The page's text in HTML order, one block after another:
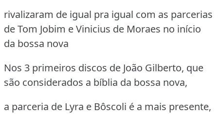
rivalizaram de igual pra igual com as parcerias
de Tom Jobim e Vinicius de Moraes no início
da bossa nova
Nos 3 primeiros discos de João Gilberto, que
são considerados a bíblia da bossa nova,
a parceria de Lyra e Bôscoli é a mais presente,